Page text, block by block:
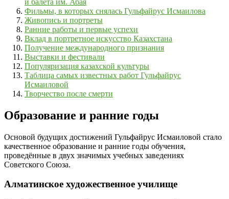
Фильмы, в которых снялась Гульфайрус Исмаилова
Живопись и портреты
Ранние работы и первые успехи
Вклад в портретное искусство Казахстана
Получение международного признания
Выставки и фестивали
Популяризация казахской культуры
Таблица самых известных работ Гульфайрус
Исмаиловой
Творчество после смерти
Образование и ранние годы
Основой будущих достижений Гульфайрус Исмаиловой стало
качественное образование и ранние годы обучения,
проведённые в двух значимых учебных заведениях
Советского Союза.
Алматинское художественное училище